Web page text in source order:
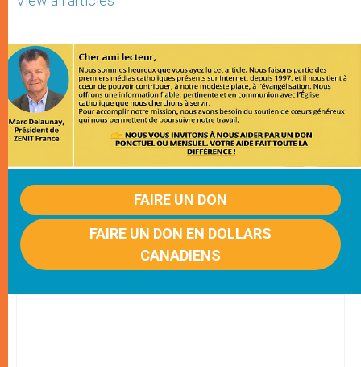
FAIRE UN DON
FAIRE UN DON EN DOLLARS
CANADIENS